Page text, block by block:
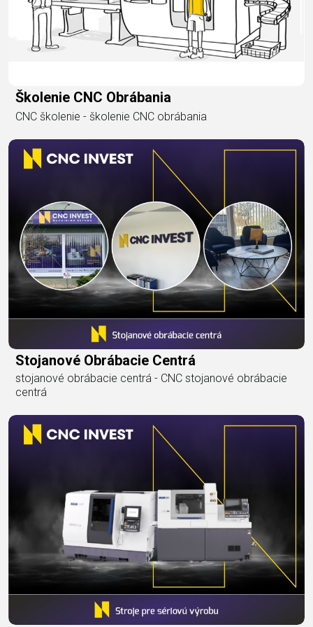
Školenie CNC Obrábania
CNC školenie - školenie CNC obrábania
Stojanové Obrábacie Centrá
stojanové obrábacie centrá - CNC stojanové obrábacie
centrá